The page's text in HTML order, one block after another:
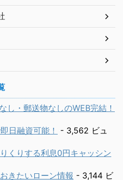
し・郵送物なしのWEB完結！
日融資可能！
- 3,562 ビュ
くりする利息0円キャッシン
きたいローン情報 - 3,144 ビ